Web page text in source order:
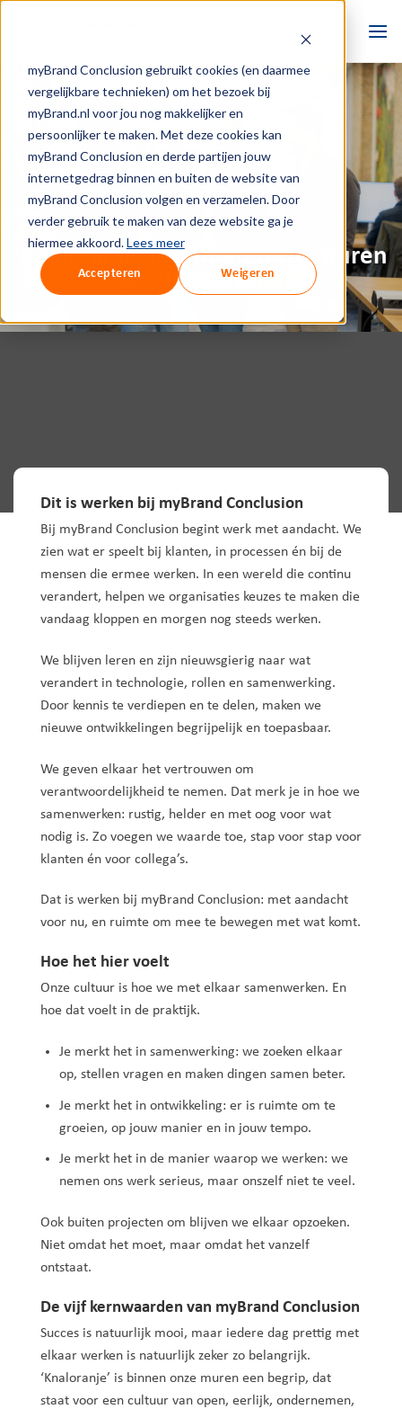
myBrand Conclusion gebruikt cookies (en daarmee
vergelijkbare technieken) om het bezoek bij
myBrand.nl voor jou nog makkelijker en
persoonlijker te maken. Met deze cookies kan
myBrand Conclusion en derde partijen jouw
internetgedrag binnen en buiten de website van
myBrand Conclusion volgen en verzamelen. Door
verder gebruik te maken van deze website ga je
hiermee akkoord.Lees meer
Accepteren Weigeren
‘Knaloranje’ is binnen onze muren
een begrip!
Dit is werken bij myBrand Conclusion
Bij myBrand Conclusion begint werk met aandacht. We
zien wat er speelt bij klanten, in processen én bij de
mensen die ermee werken. In een wereld die continu
verandert, helpen we organisaties keuzes te maken die
vandaag kloppen en morgen nog steeds werken.
We blijven leren en zijn nieuwsgierig naar wat
verandert in technologie, rollen en samenwerking.
Door kennis te verdiepen en te delen, maken we
nieuwe ontwikkelingen begrijpelijk en toepasbaar.
We geven elkaar het vertrouwen om
verantwoordelijkheid te nemen. Dat merk je in hoe we
samenwerken: rustig, helder en met oog voor wat
nodig is. Zo voegen we waarde toe, stap voor stap voor
klanten én voor collega’s.
Dat is werken bij myBrand Conclusion: met aandacht
voor nu, en ruimte om mee te bewegen met wat komt.
Hoe het hier voelt
Onze cultuur is hoe we met elkaar samenwerken. En
hoe dat voelt in de praktijk.
Je merkt het in samenwerking: we zoeken elkaar
op, stellen vragen en maken dingen samen beter.
Je merkt het in ontwikkeling: er is ruimte om te
groeien, op jouw manier en in jouw tempo.
Je merkt het in de manier waarop we werken: we
nemen ons werk serieus, maar onszelf niet te veel.
Ook buiten projecten om blijven we elkaar opzoeken.
Niet omdat het moet, maar omdat het vanzelf
ontstaat.
De vijf kernwaarden van myBrand Conclusion
Succes is natuurlijk mooi, maar iedere dag prettig met
elkaar werken is natuurlijk zeker zo belangrijk.
‘Knaloranje’ is binnen onze muren een begrip, dat
staat voor een cultuur van open, eerlijk, ondernemen,